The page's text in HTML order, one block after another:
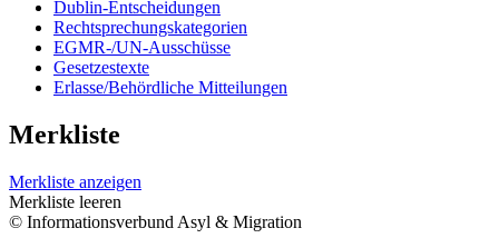
Dublin-Entscheidungen
Rechtsprechungskategorien
EGMR-/UN-Ausschüsse
Gesetzestexte
Erlasse/Behördliche Mitteilungen
Merkliste
Merkliste anzeigen
Merkliste leeren
© Informationsverbund Asyl & Migration